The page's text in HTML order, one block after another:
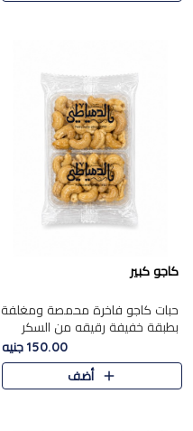
كاجو كبير
حبات كاجو فاخرة محمصة ومغلفة
بطبقة خفيفة رقيقه من السكر
المكرمل، تجمع بين توازن النعومة
زبدية غنية فاخرة والقرمشة
المرضية في حلوى شرقية بطاب..
150.00 جنيه
أضف